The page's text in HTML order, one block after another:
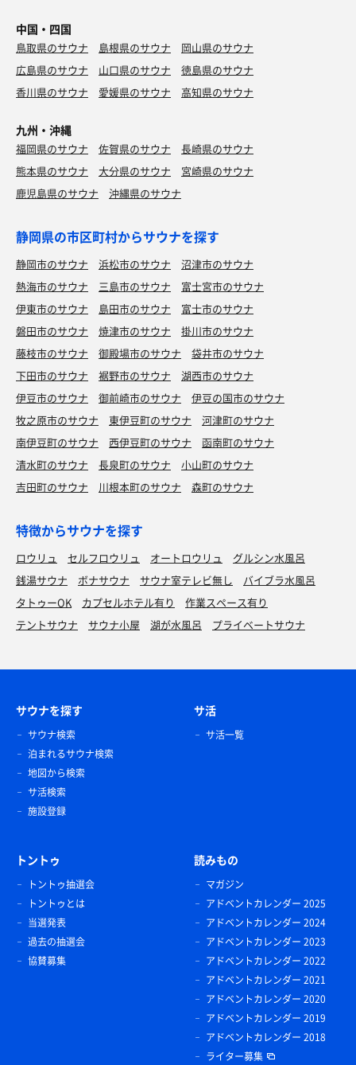
中国・四国
鳥取県のサウナ 島根県のサウナ
岡山県のサウナ
広島県のサウナ
山口県のサウナ
徳島県のサウナ
香川県のサウナ
愛媛県のサウナ 高知県のサウナ
九州・沖縄
福岡県のサウナ 佐賀県のサウナ
長崎県のサウナ
熊本県のサウナ
大分県のサウナ
宮崎県のサウナ
鹿児島県のサウナ
沖縄県のサウナ
静岡県の市区町村からサウナを探す
静岡市のサウナ 浜松市のサウナ
沼津市のサウナ
熱海市のサウナ
三島市のサウナ
富士宮市のサウナ
伊東市のサウナ
島田市のサウナ
富士市のサウナ
磐田市のサウナ
焼津市のサウナ
掛川市のサウナ
藤枝市のサウナ
御殿場市のサウナ
袋井市のサウナ
下田市のサウナ
裾野市のサウナ
湖西市のサウナ
伊豆市のサウナ
御前崎市のサウナ
伊豆の国市のサウナ
牧之原市のサウナ
東伊豆町のサウナ
河津町のサウナ
南伊豆町のサウナ
西伊豆町のサウナ
函南町のサウナ
清水町のサウナ
長泉町のサウナ
小山町のサウナ
吉田町のサウナ
川根本町のサウナ 森町のサウナ
特徴からサウナを探す
ロウリュ セルフロウリュ オートロウリュ
グルシン水風呂
銭湯サウナ
ボナサウナ サウナ室テレビ無し
バイブラ水風呂
タトゥーOK
カプセルホテル有り
作業スペース有り
テントサウナ
サウナ小屋 湖が水風呂 プライベートサウナ
サウナを探す
サウナ検索
泊まれるサウナ検索
地図から検索
サ活検索
施設登録
サ活
サ活一覧
トントゥ
トントゥ抽選会
トントゥとは
当選発表
過去の抽選会
協賛募集
読みもの
マガジン
アドベントカレンダー 2025
アドベントカレンダー 2024
アドベントカレンダー 2023
アドベントカレンダー 2022
アドベントカレンダー 2021
アドベントカレンダー 2020
アドベントカレンダー 2019
アドベントカレンダー 2018
ライター募集